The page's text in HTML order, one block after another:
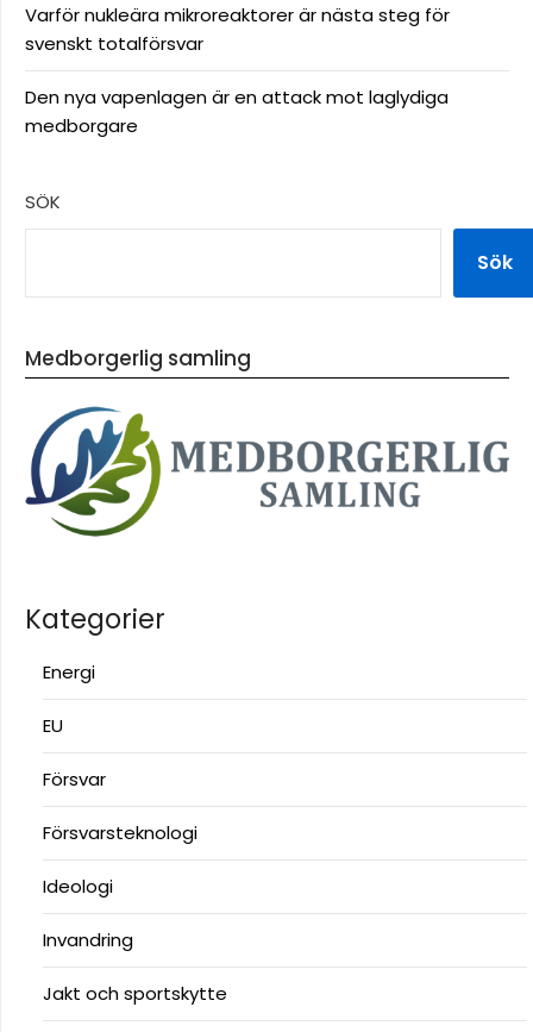
Varför nukleära mikroreaktorer är nästa steg för
svenskt totalförsvar
Den nya vapenlagen är en attack mot laglydiga
medborgare
SÖK
Sök
Medborgerlig samling
Kategorier
Energi
EU
Försvar
Försvarsteknologi
Ideologi
Invandring
Jakt och sportskytte